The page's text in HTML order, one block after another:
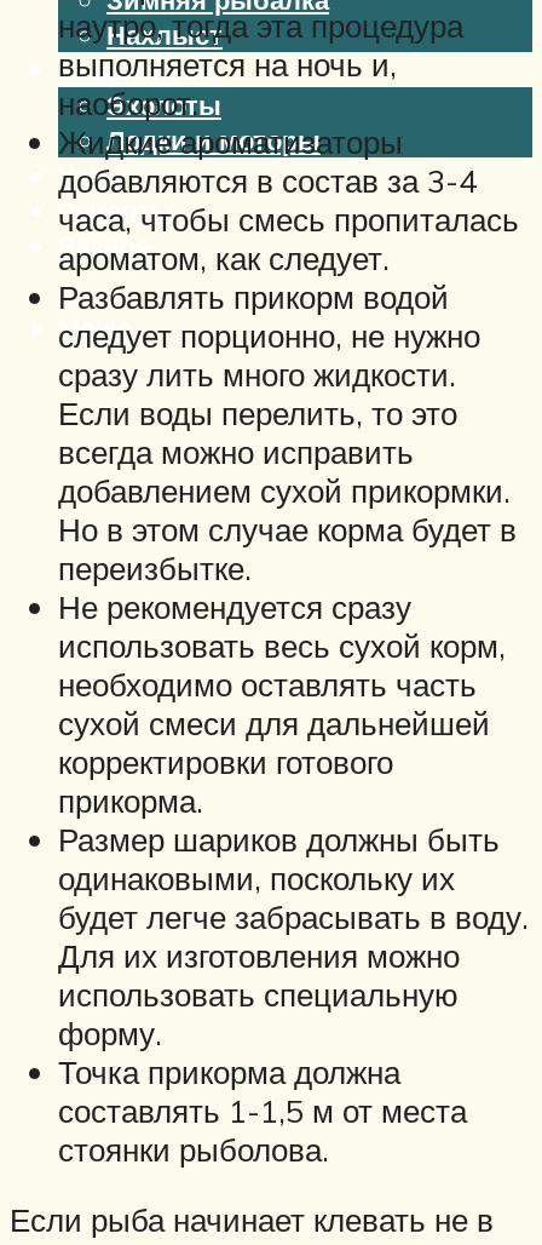
Нахлыст
Снаряжение
Эхолоты
Лодки и моторы
Узлы
Рецепты
Разное
Меню
наутро, тогда эта процедура
выполняется на ночь и,
наоборот.
Жидкие ароматизаторы
добавляются в состав за 3-4
часа, чтобы смесь пропиталась
ароматом, как следует.
Разбавлять прикорм водой
следует порционно, не нужно
сразу лить много жидкости.
Если воды перелить, то это
всегда можно исправить
добавлением сухой прикормки.
Но в этом случае корма будет в
переизбытке.
Не рекомендуется сразу
использовать весь сухой корм,
необходимо оставлять часть
сухой смеси для дальнейшей
корректировки готового
прикорма.
Размер шариков должны быть
одинаковыми, поскольку их
будет легче забрасывать в воду.
Для их изготовления можно
использовать специальную
форму.
Точка прикорма должна
составлять 1-1,5 м от места
стоянки рыболова.
Если рыба начинает клевать не в